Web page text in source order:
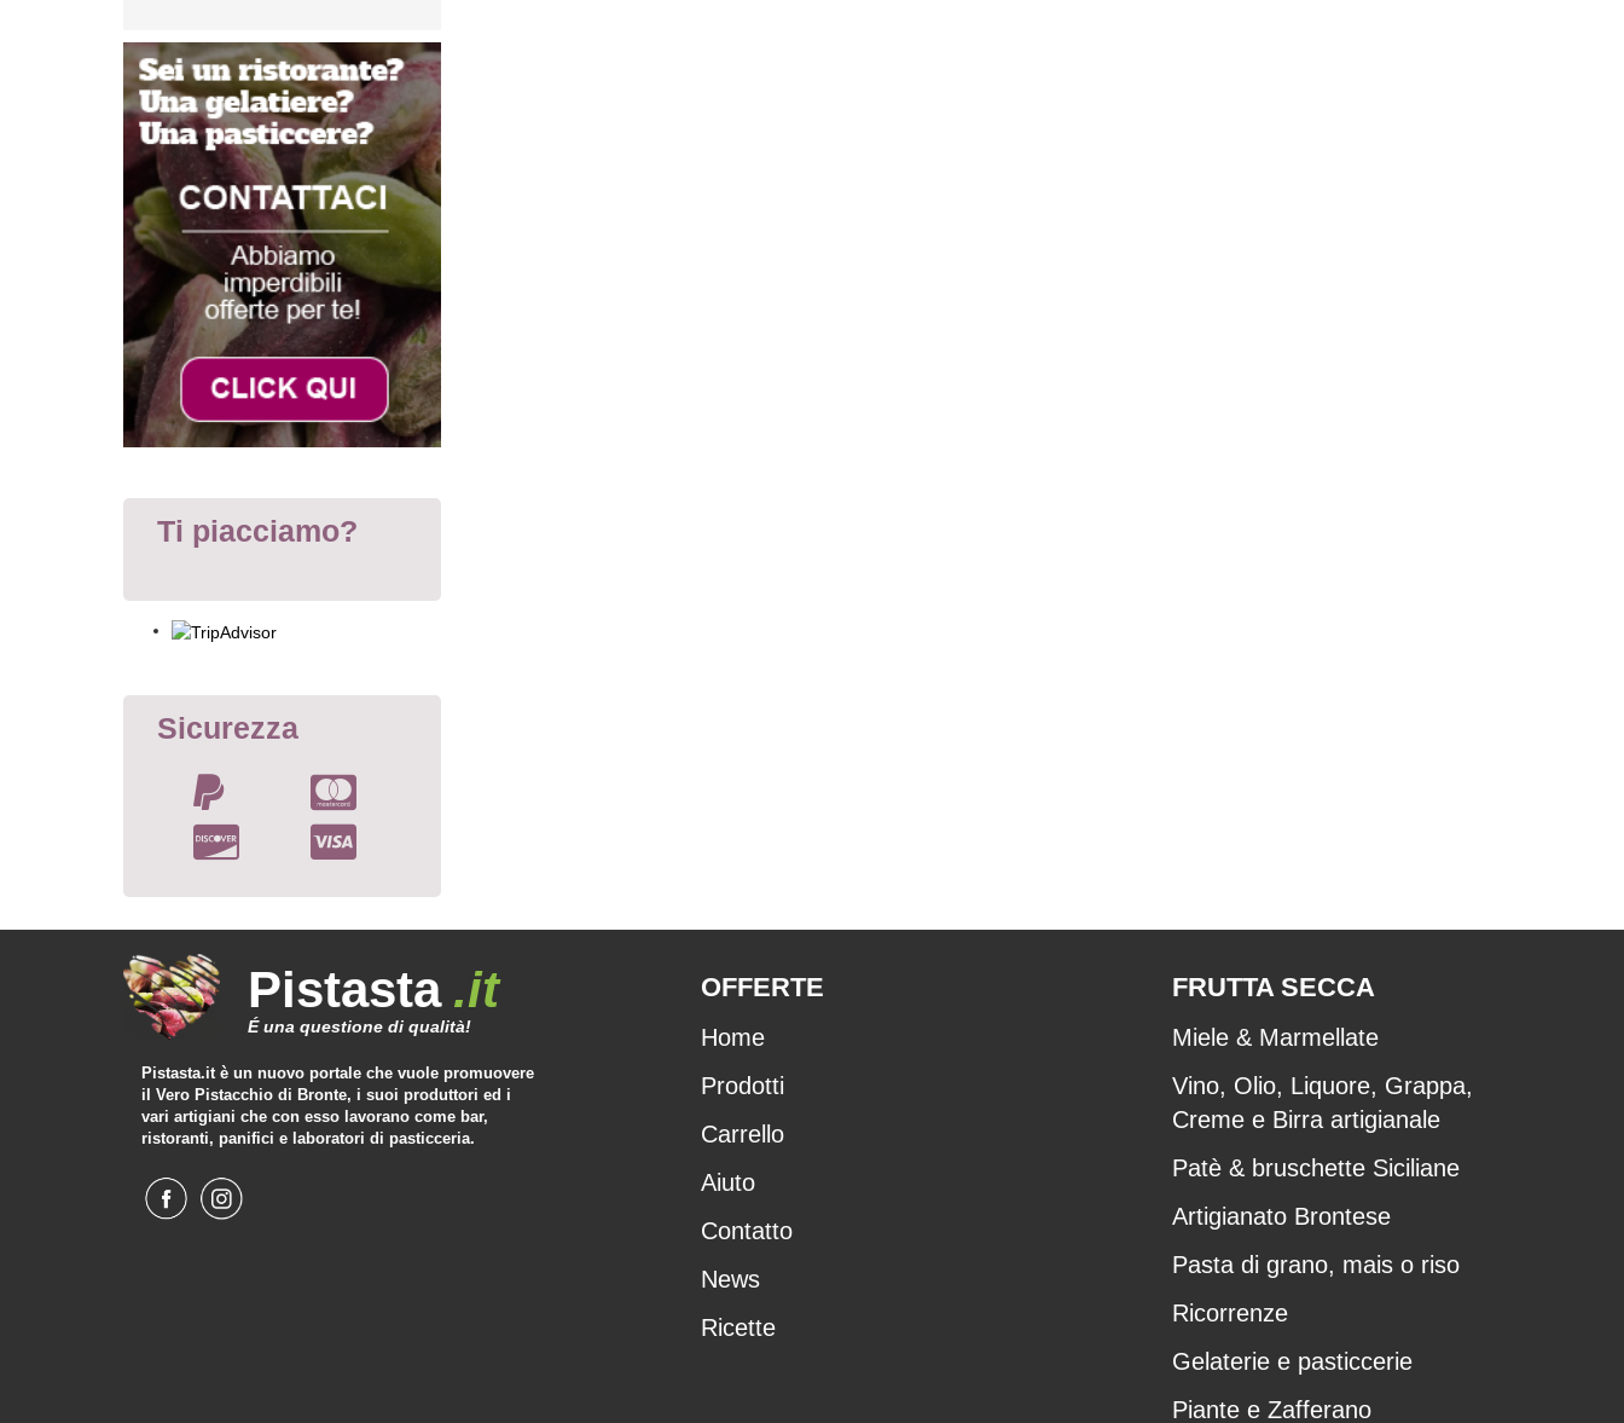
Ti piacciamo?
Sicurezza
Pistasta .it
É una questione di qualità!
Pistasta.it è un nuovo portale che vuole promuovere
il Vero Pistacchio di Bronte, i suoi produttori ed i
vari artigiani che con esso lavorano come bar,
ristoranti, panifici e laboratori di pasticceria.
OFFERTE
Home
Prodotti
Carrello
Aiuto
Contatto
News
Ricette
FRUTTA SECCA
Miele & Marmellate
Vino, Olio, Liquore, Grappa,
Creme e Birra artigianale
Patè & bruschette Siciliane
Artigianato Brontese
Pasta di grano, mais o riso
Ricorrenze
Gelaterie e pasticcerie
Piante e Zafferano